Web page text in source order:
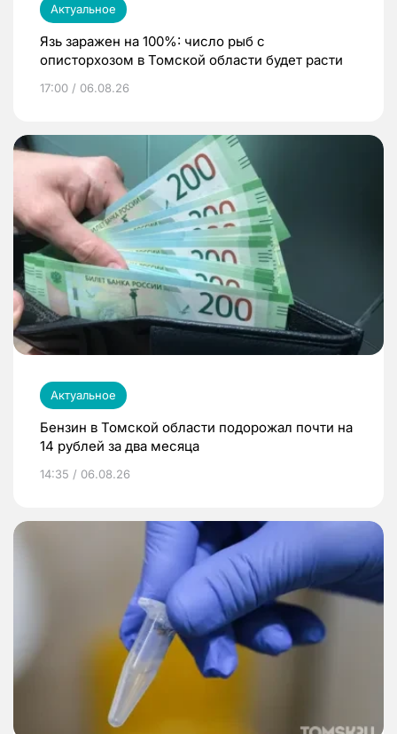
Актуальное
Язь заражен на 100%: число рыб с
описторхозом в Томской области будет расти
17:00 / 06.08.26
Актуальное
Бензин в Томской области подорожал почти на
14 рублей за два месяца
14:35 / 06.08.26